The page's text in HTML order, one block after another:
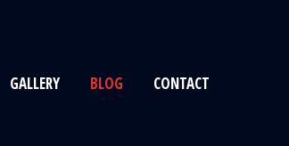
GALLERY BLOG CONTACT